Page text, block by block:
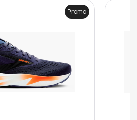
Promo